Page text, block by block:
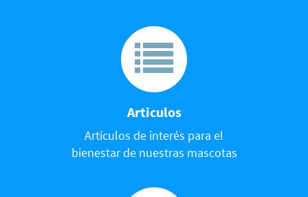
Articulos
Artículos de interés para el
bienestar de nuestras mascotas